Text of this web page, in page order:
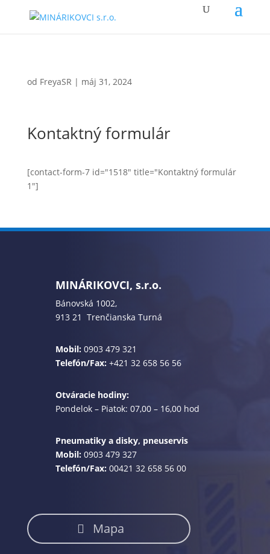
od FreyaSR | máj 31, 2024
Kontaktný formulár
[contact-form-7 id="1518" title="Kontaktný formulár
1"]
MINÁRIKOVCI, s.r.o.
Bánovská 1002,
913 21 Trenčianska Turná
Mobil:0903 479 321
Telefón/Fax:+421 32 658 56 56
Otváracie hodiny:
Pondelok – Piatok: 07,00 – 16,00 hod
Pneumatiky a disky, pneuservis
Mobil:0903 479 327
Telefón/Fax:00421 32 658 56 00
Mapa